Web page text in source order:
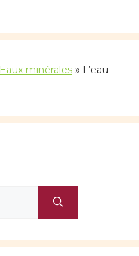
Eaux minérales » L’eau